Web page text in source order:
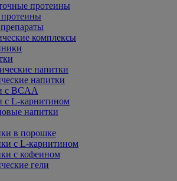
протеины
комплексы
напитки
напитки
с BCAA
с L-карнитином
напитки
в порошке
с L-карнитином
с кофеином
гели